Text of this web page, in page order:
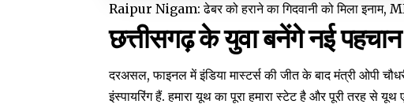
Raipur Nigam: ढेबर को हराने का गिदवानी को मिला इनाम,
छत्तीसगढ़ के युवा बनेंगे नई पहचान
दरअसल, फाइनल में इंडिया मास्टर्स की जीत के बाद मंत्री ओपी
इंस्पायरिंग हैं. हमारा यूथ का पूरा हमारा स्टेट है और पूरी तरह से